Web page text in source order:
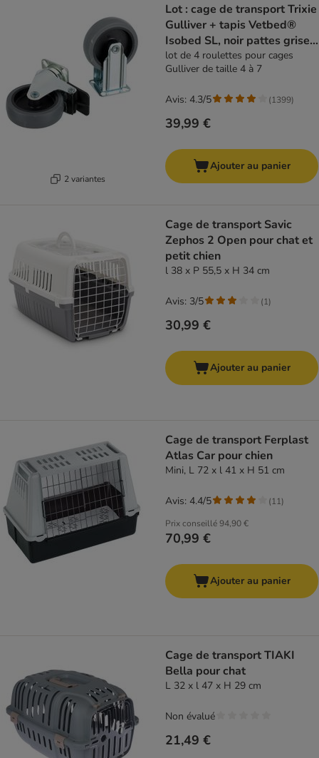
2 variantes
Lot : cage de transport Trixie
Gulliver + tapis Vetbed®
Isobed SL, noir pattes grises
pour chien
lot de 4 roulettes pour cages
Gulliver de taille 4 à 7
39,99 €
Avis: 4.3/5 (1399)
Ajouter au panier
Cage de transport Savic
Zephos 2 Open pour chat et
petit chien
l 38 x P 55,5 x H 34 cm
30,99 €
Avis: 3/5 (1)
Ajouter au panier
Cage de transport Ferplast
Atlas Car pour chien
Mini, L 72 x l 41 x H 51 cm
Prix conseillé94,90 €
70,99 €
Avis: 4.4/5 (11)
Ajouter au panier
Cage de transport TIAKI
Bella pour chat
L 32 x l 47 x H 29 cm
21,49 €
Non évalué